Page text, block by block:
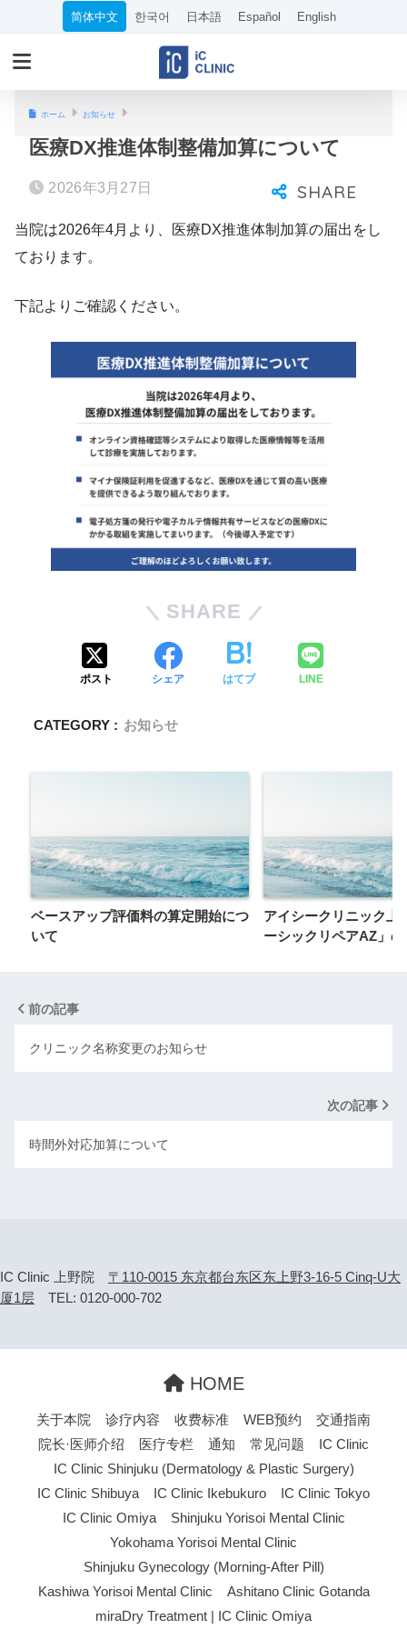
简体中文 한국어 日本語 Español English
ホーム お知らせ
医療DX推進体制整備加算について
2026年3月27日
当院は2026年4月より、医療DX推進体制加算の届出をし
ております。
下記よりご確認ください。
SHARE
ポスト シェア はてブ LINE
CATEGORY : お知らせ
ベースアップ評価料の算定開始につ
いて
アイシークリニック上
ーシックリペアAZ」
前の記事
クリニック名称変更のお知らせ
次の記事
時間外対応加算について
IC Clinic 上野院 〒110-0015 东京都台东区东上野3-16-5 Cinq-U大
厦1层 TEL: 0120-000-702
HOME
关于本院 诊疗内容 收费标准 WEB预约
交通指南
院长·医师介绍
医疗专栏 通知 常见问题
IC Clinic
IC Clinic Shinjuku (Dermatology & Plastic Surgery)
IC Clinic Shibuya
IC Clinic Ikebukuro
IC Clinic Tokyo
IC Clinic Omiya
Shinjuku Yorisoi Mental Clinic
Yokohama Yorisoi Mental Clinic
Shinjuku Gynecology (Morning-After Pill)
Kashiwa Yorisoi Mental Clinic
Ashitano Clinic Gotanda
miraDry Treatment | IC Clinic Omiya